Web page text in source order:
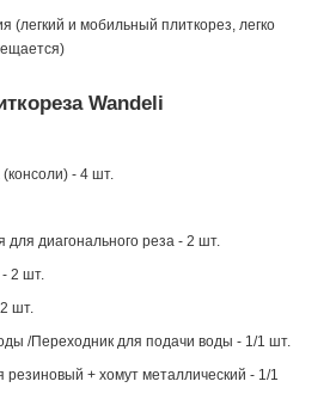
(легкий и мобильный плиткорез, легко
Wandeli
- 4 шт.
диагонального реза - 2 шт.
- 2 шт.
шт.
/Переходник для подачи воды - 1/1 шт.
резиновый + хомут металлический - 1/1